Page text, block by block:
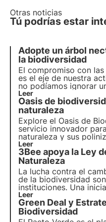
Otras noticias
Tú podrías estar
Adopte un árbol
la biodiversidad
El compromiso con
es el eje de nuestra
no podíamos ignorar
agotamiento de los
encontrado la manera
oportunidad de
Leer
Oasis de
naturaleza
Explore el Oasis de
servicio innovador
naturaleza y sus
misión y descubre
biodiversidad se
más verde para las
Leer
3Bee apoya la Ley
Naturaleza
La lucha contra el
de la biodiversidad
instituciones. Una
Verde de la UE, una
crecimiento
Restauración de la
restaurar los hábitats
Leer
Green Deal y
Biodiversidad